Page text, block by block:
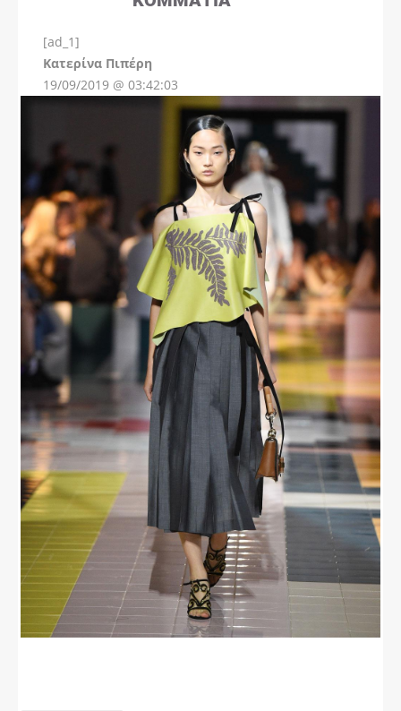
[ad_1]
Kατερίνα Πιπέρη
19/09/2019 @ 03:42:03